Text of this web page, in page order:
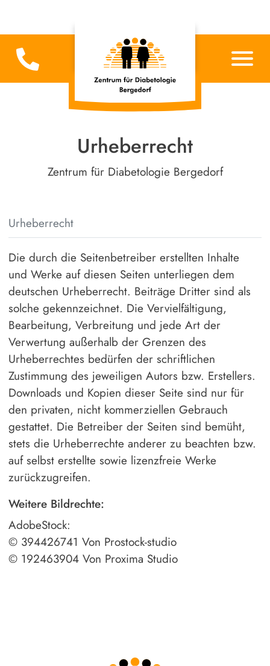
Urheberrecht
Zentrum für Diabetologie Bergedorf
Urheberrecht
Die durch die Seitenbetreiber erstellten Inhalte
und Werke auf diesen Seiten unterliegen dem
deutschen Urheberrecht. Beiträge Dritter sind als
solche gekennzeichnet. Die Vervielfältigung,
Bearbeitung, Verbreitung und jede Art der
Verwertung außerhalb der Grenzen des
Urheberrechtes bedürfen der schriftlichen
Zustimmung des jeweiligen Autors bzw. Erstellers.
Downloads und Kopien dieser Seite sind nur für
den privaten, nicht kommerziellen Gebrauch
gestattet. Die Betreiber der Seiten sind bemüht,
stets die Urheberrechte anderer zu beachten bzw.
auf selbst erstellte sowie lizenzfreie Werke
zurückzugreifen.
Weitere Bildrechte:
AdobeStock:
© 394426741 Von Prostock-studio
© 192463904 Von Proxima Studio